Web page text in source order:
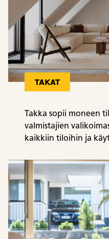
TAKAT
Takka sopii moneen
valmistajien
kaikkiin tiloihin ja